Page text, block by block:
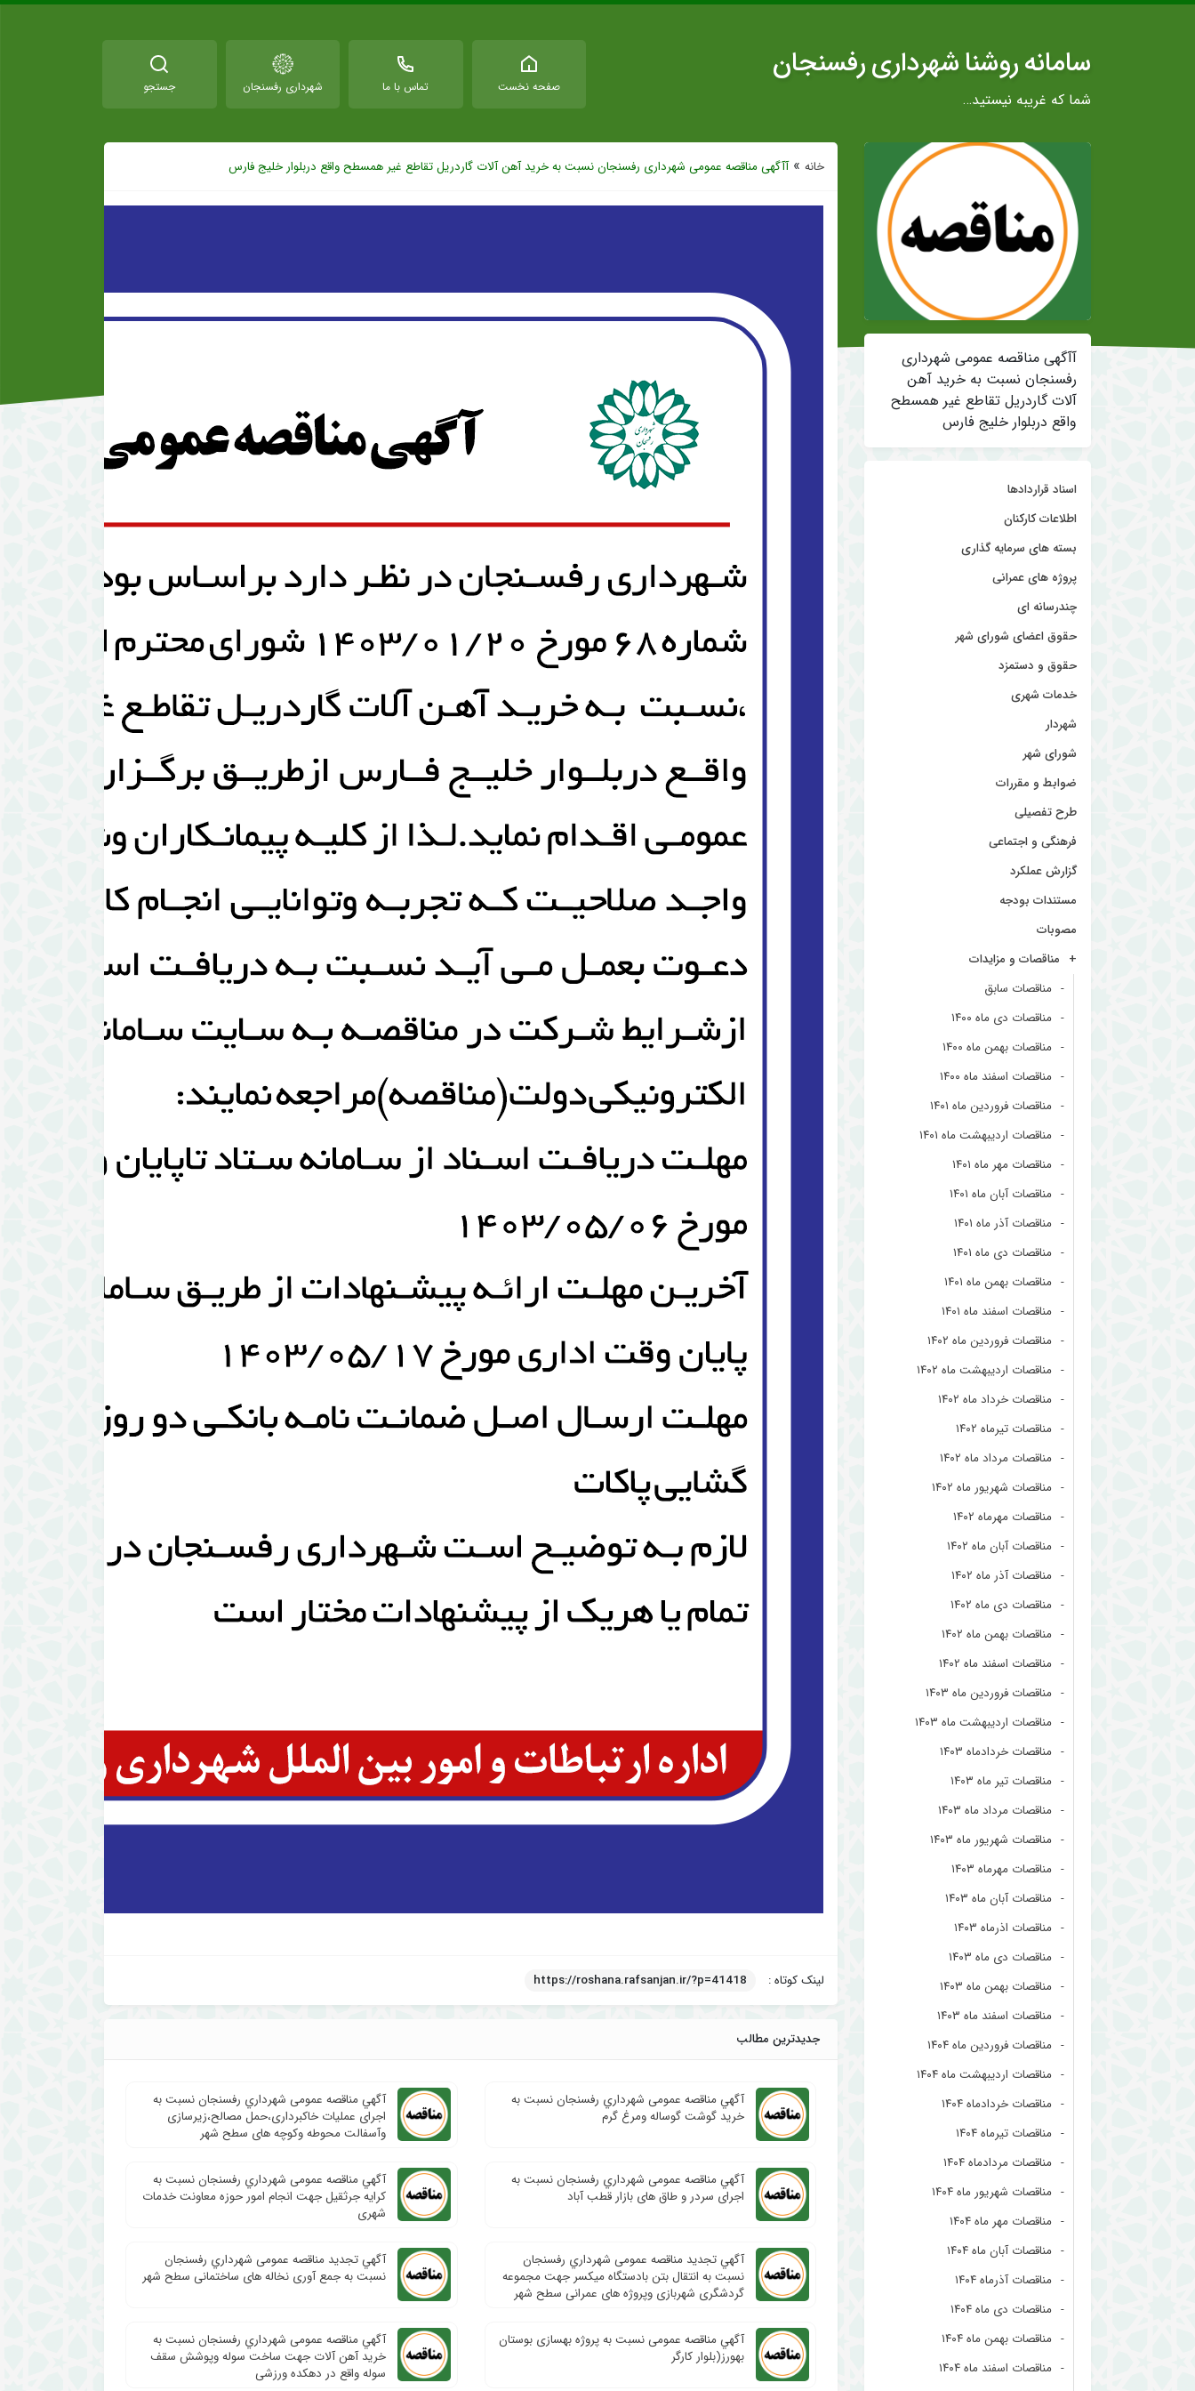
سامانه روشنا شهرداری رفسنجان
شما که غریبه نیستید…
صفحه نخست تماس با ما شهرداری رفسنجان جستجو
آآگهی مناقصه عمومی شهرداری
رفسنجان نسبت به خرید آهن
آلات گاردریل تقاطع غیر همسطح
واقع دربلوار خلیج فارس
اسناد قراردادها
اطلاعات کارکنان
بسته های سرمایه گذاری
پروژه های عمرانی
چندرسانه ای
حقوق اعضای شورای شهر
حقوق و دستمزد
خدمات شهری
شهردار
شورای شهر
ضوابط و مقررات
طرح تفصیلی
فرهنگی و اجتماعی
گزارش عملکرد
مستندات بودجه
مصوبات
مناقصات و مزایدات
مناقصات سابق
مناقصات دی ماه ۱۴۰۰
مناقصات بهمن ماه ۱۴۰۰
مناقصات اسفند ماه ۱۴۰۰
مناقصات فروردین ماه ۱۴۰۱
مناقصات اردیبهشت ماه ۱۴۰۱
مناقصات مهر ماه ۱۴۰۱
مناقصات آبان ماه ۱۴۰۱
مناقصات آذر ماه ۱۴۰۱
مناقصات دی ماه ۱۴۰۱
مناقصات بهمن ماه ۱۴۰۱
مناقصات اسفند ماه ۱۴۰۱
مناقصات فروردین ماه ۱۴۰۲
مناقصات اردیبهشت ماه ۱۴۰۲
مناقصات خرداد ماه ۱۴۰۲
مناقصات تیرماه ۱۴۰۲
مناقصات مرداد ماه ۱۴۰۲
مناقصات شهریور ماه ۱۴۰۲
مناقصات مهرماه ۱۴۰۲
مناقصات آبان ماه ۱۴۰۲
مناقصات آذر ماه ۱۴۰۲
مناقصات دی ماه ۱۴۰۲
مناقصات بهمن ماه ۱۴۰۲
مناقصات اسفند ماه ۱۴۰۲
مناقصات فروردین ماه ۱۴۰۳
مناقصات اردیبهشت ماه ۱۴۰۳
مناقصات خردادماه ۱۴۰۳
مناقصات تیر ماه ۱۴۰۳
مناقصات مرداد ماه ۱۴۰۳
مناقصات شهریور ماه ۱۴۰۳
مناقصات مهرماه ۱۴۰۳
مناقصات آبان ماه ۱۴۰۳
مناقصات اذرماه ۱۴۰۳
مناقصات دی ماه ۱۴۰۳
مناقصات بهمن ماه ۱۴۰۳
مناقصات اسفند ماه ۱۴۰۳
مناقصات فروردین ماه ۱۴۰۴
مناقصات اردیبهشت ماه ۱۴۰۴
مناقصات خردادماه ۱۴۰۴
مناقصات تیرماه ۱۴۰۴
مناقصات مردادماه ۱۴۰۴
مناقصات شهریور ماه ۱۴۰۴
مناقصات مهر ماه ۱۴۰۴
مناقصات آبان ماه ۱۴۰۴
مناقصات آذرماه ۱۴۰۴
مناقصات دی ماه ۱۴۰۴
مناقصات بهمن ماه ۱۴۰۴
مناقصات اسفند ماه ۱۴۰۴
خانه »آآگهی مناقصه عمومی شهرداری رفسنجان نسبت به خرید آهن آلات گاردریل تقاطع غیر همسطح واقع دربلوار خلیج فارس
لینک کوتاه : https://roshana.rafsanjan.ir/?p=41418
جدیدترین مطالب
آگهي مناقصه عمومی شهرداري رفسنجان نسبت به
خرید گوشت گوساله ومرغ گرم
آگهي مناقصه عمومی شهرداري رفسنجان نسبت به
اجرای عملیات خاکبرداری،حمل مصالح،زیرسازی
وآسفالت محوطه وکوچه های سطح شهر
آگهي مناقصه عمومی شهرداري رفسنجان نسبت به
اجرای سردر و طاق های بازار قطب آباد
آگهي مناقصه عمومی شهرداري رفسنجان نسبت به
کرایه جرثقیل جهت انجام امور حوزه معاونت خدمات
شهری
آگهي تجدید مناقصه عمومی شهرداري رفسنجان
نسبت به انتقال بتن بادستگاه میکسر جهت مجموعه
گردشگری شهربازی وپروژه های عمرانی سطح شهر
آگهي تجدید مناقصه عمومی شهرداري رفسنجان
نسبت به جمع آوری نخاله های ساختمانی سطح شهر
آگهي مناقصه عمومی نسبت به پروژه بهسازی بوستان
بهورز(بلوار کارگر
آگهي مناقصه عمومی شهرداري رفسنجان نسبت به
خرید آهن آلات جهت ساخت سوله وپوشش سقف
سوله واقع در دهکده ورزشی